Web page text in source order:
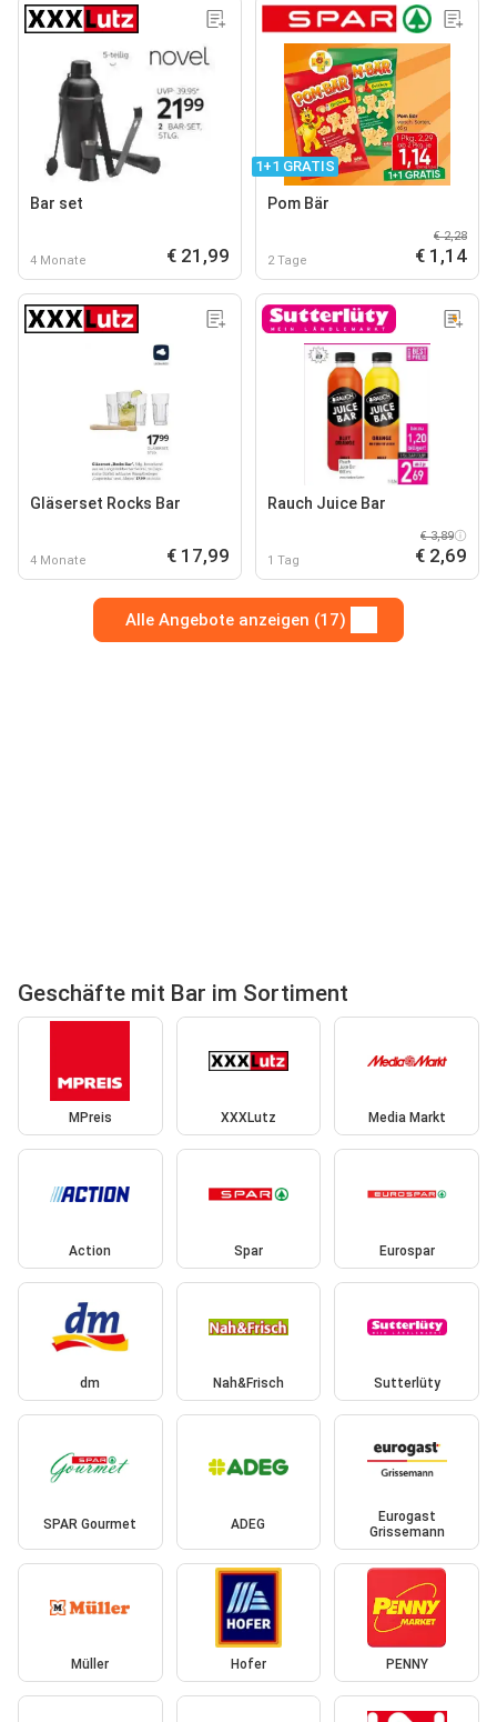
Bar set
4 Monate € 21,99
1+1 GRATIS
Pom Bär
2 Tage
€ 2,28
€ 1,14
Gläserset Rocks Bar
4 Monate € 17,99
Rauch Juice Bar
1 Tag
€ 3,89
€ 2,69
Alle Angebote anzeigen (17)
Geschäfte mit Bar im Sortiment
MPreis XXXLutz Media Markt
Action Spar Eurospar
dm Nah&Frisch Sutterlüty
SPAR Gourmet ADEG
Eurogast
Grissemann
Müller Hofer PENNY